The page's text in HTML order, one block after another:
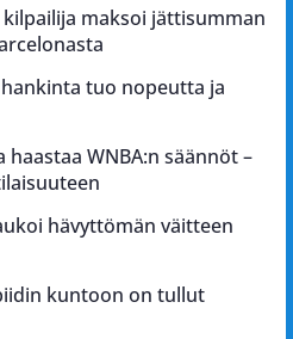
maksoi jättisumman
tuo nopeutta ja
haastaa WNBA:n säännöt –
hävyttömän väitteen
kuntoon on tullut